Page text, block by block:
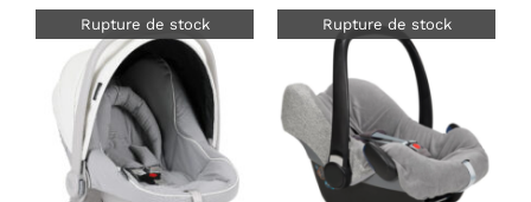
Rupture de stock
DÉTAILS
Rupture de stock
DÉTAILS